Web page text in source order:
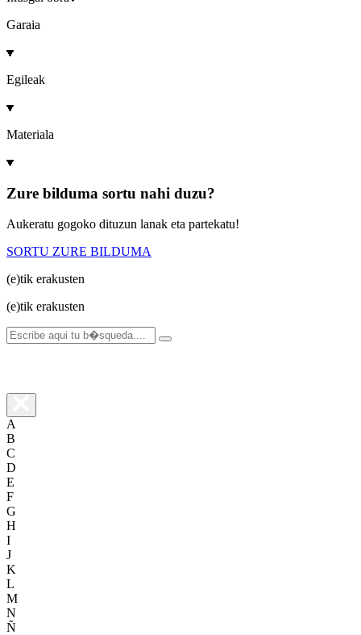
Garaia
Egileak
Materiala
Zure bilduma sortu nahi duzu?
Aukeratu gogoko dituzun lanak eta partekatu!
SORTU ZURE BILDUMA
(e)tik erakusten
(e)tik erakusten
A
B
C
D
E
F
G
H
I
J
K
L
M
N
Ñ